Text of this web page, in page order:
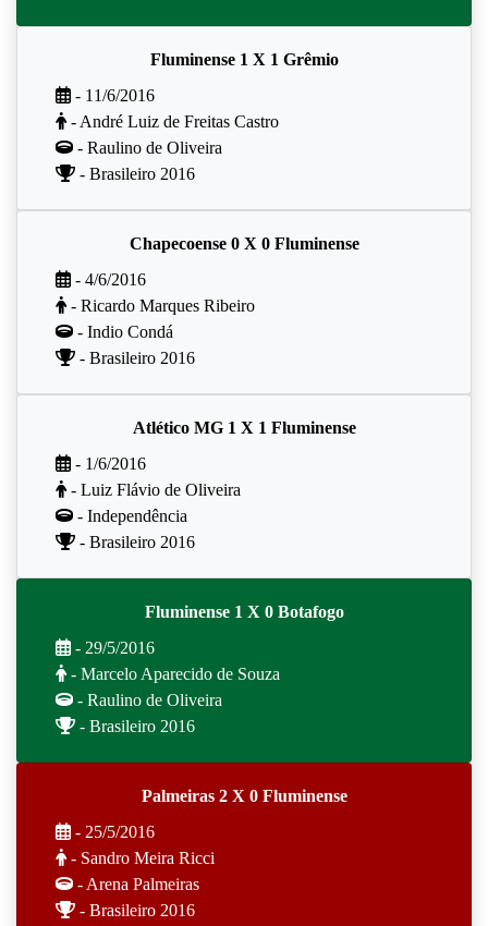
Fluminense 1 X 1 Grêmio
- 11/6/2016
- André Luiz de Freitas Castro
- Raulino de Oliveira
- Brasileiro 2016
Chapecoense 0 X 0 Fluminense
- 4/6/2016
- Ricardo Marques Ribeiro
- Indio Condá
- Brasileiro 2016
Atlético MG 1 X 1 Fluminense
- 1/6/2016
- Luiz Flávio de Oliveira
- Independência
- Brasileiro 2016
Fluminense 1 X 0 Botafogo
- 29/5/2016
- Marcelo Aparecido de Souza
- Raulino de Oliveira
- Brasileiro 2016
Palmeiras 2 X 0 Fluminense
- 25/5/2016
- Sandro Meira Ricci
- Arena Palmeiras
- Brasileiro 2016